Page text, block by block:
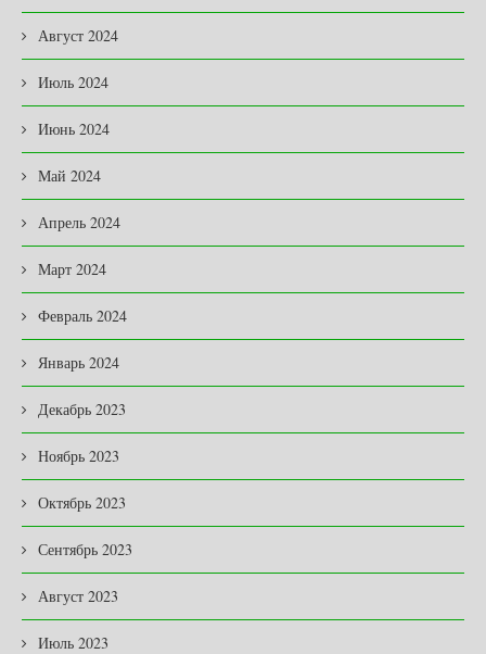
Август 2024
Июль 2024
Июнь 2024
Май 2024
Апрель 2024
Март 2024
Февраль 2024
Январь 2024
Декабрь 2023
Ноябрь 2023
Октябрь 2023
Сентябрь 2023
Август 2023
Июль 2023